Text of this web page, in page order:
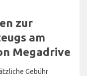
zur
am
Megadrive
Gebühr